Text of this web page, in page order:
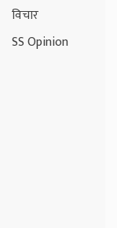
विचार
SS Opinion